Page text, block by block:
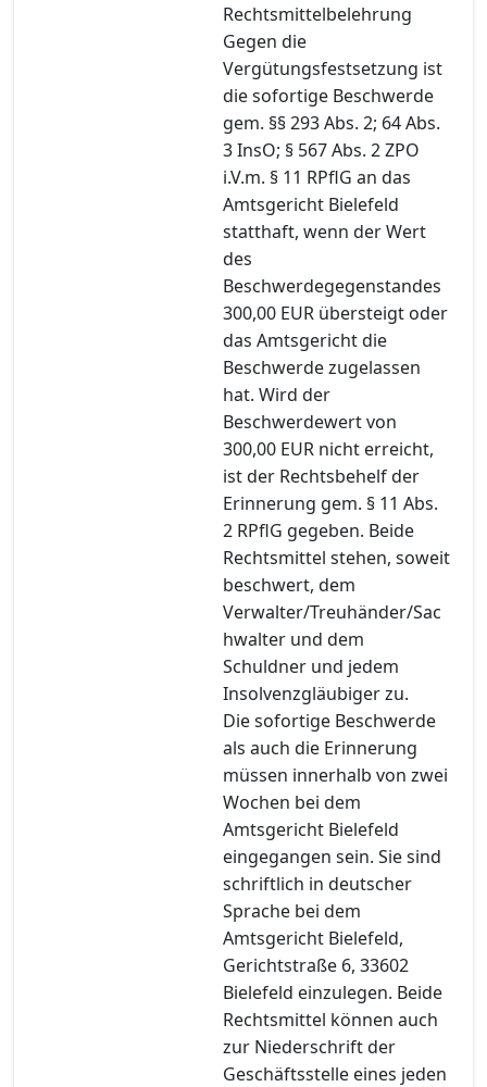
Rechtsmittelbelehrung
Gegen die
Vergütungsfestsetzung ist
die sofortige Beschwerde
gem. §§ 293 Abs. 2; 64 Abs.
3 InsO; § 567 Abs. 2 ZPO
i.V.m. § 11 RPflG an das
Amtsgericht Bielefeld
statthaft, wenn der Wert
des
Beschwerdegegenstandes
300,00 EUR übersteigt oder
das Amtsgericht die
Beschwerde zugelassen
hat. Wird der
Beschwerdewert von
300,00 EUR nicht erreicht,
ist der Rechtsbehelf der
Erinnerung gem. § 11 Abs.
2 RPflG gegeben. Beide
Rechtsmittel stehen, soweit
beschwert, dem
Verwalter/Treuhänder/Sac
hwalter und dem
Schuldner und jedem
Insolvenzgläubiger zu.
Die sofortige Beschwerde
als auch die Erinnerung
müssen innerhalb von zwei
Wochen bei dem
Amtsgericht Bielefeld
eingegangen sein. Sie sind
schriftlich in deutscher
Sprache bei dem
Amtsgericht Bielefeld,
Gerichtstraße 6, 33602
Bielefeld einzulegen. Beide
Rechtsmittel können auch
zur Niederschrift der
Geschäftsstelle eines jeden